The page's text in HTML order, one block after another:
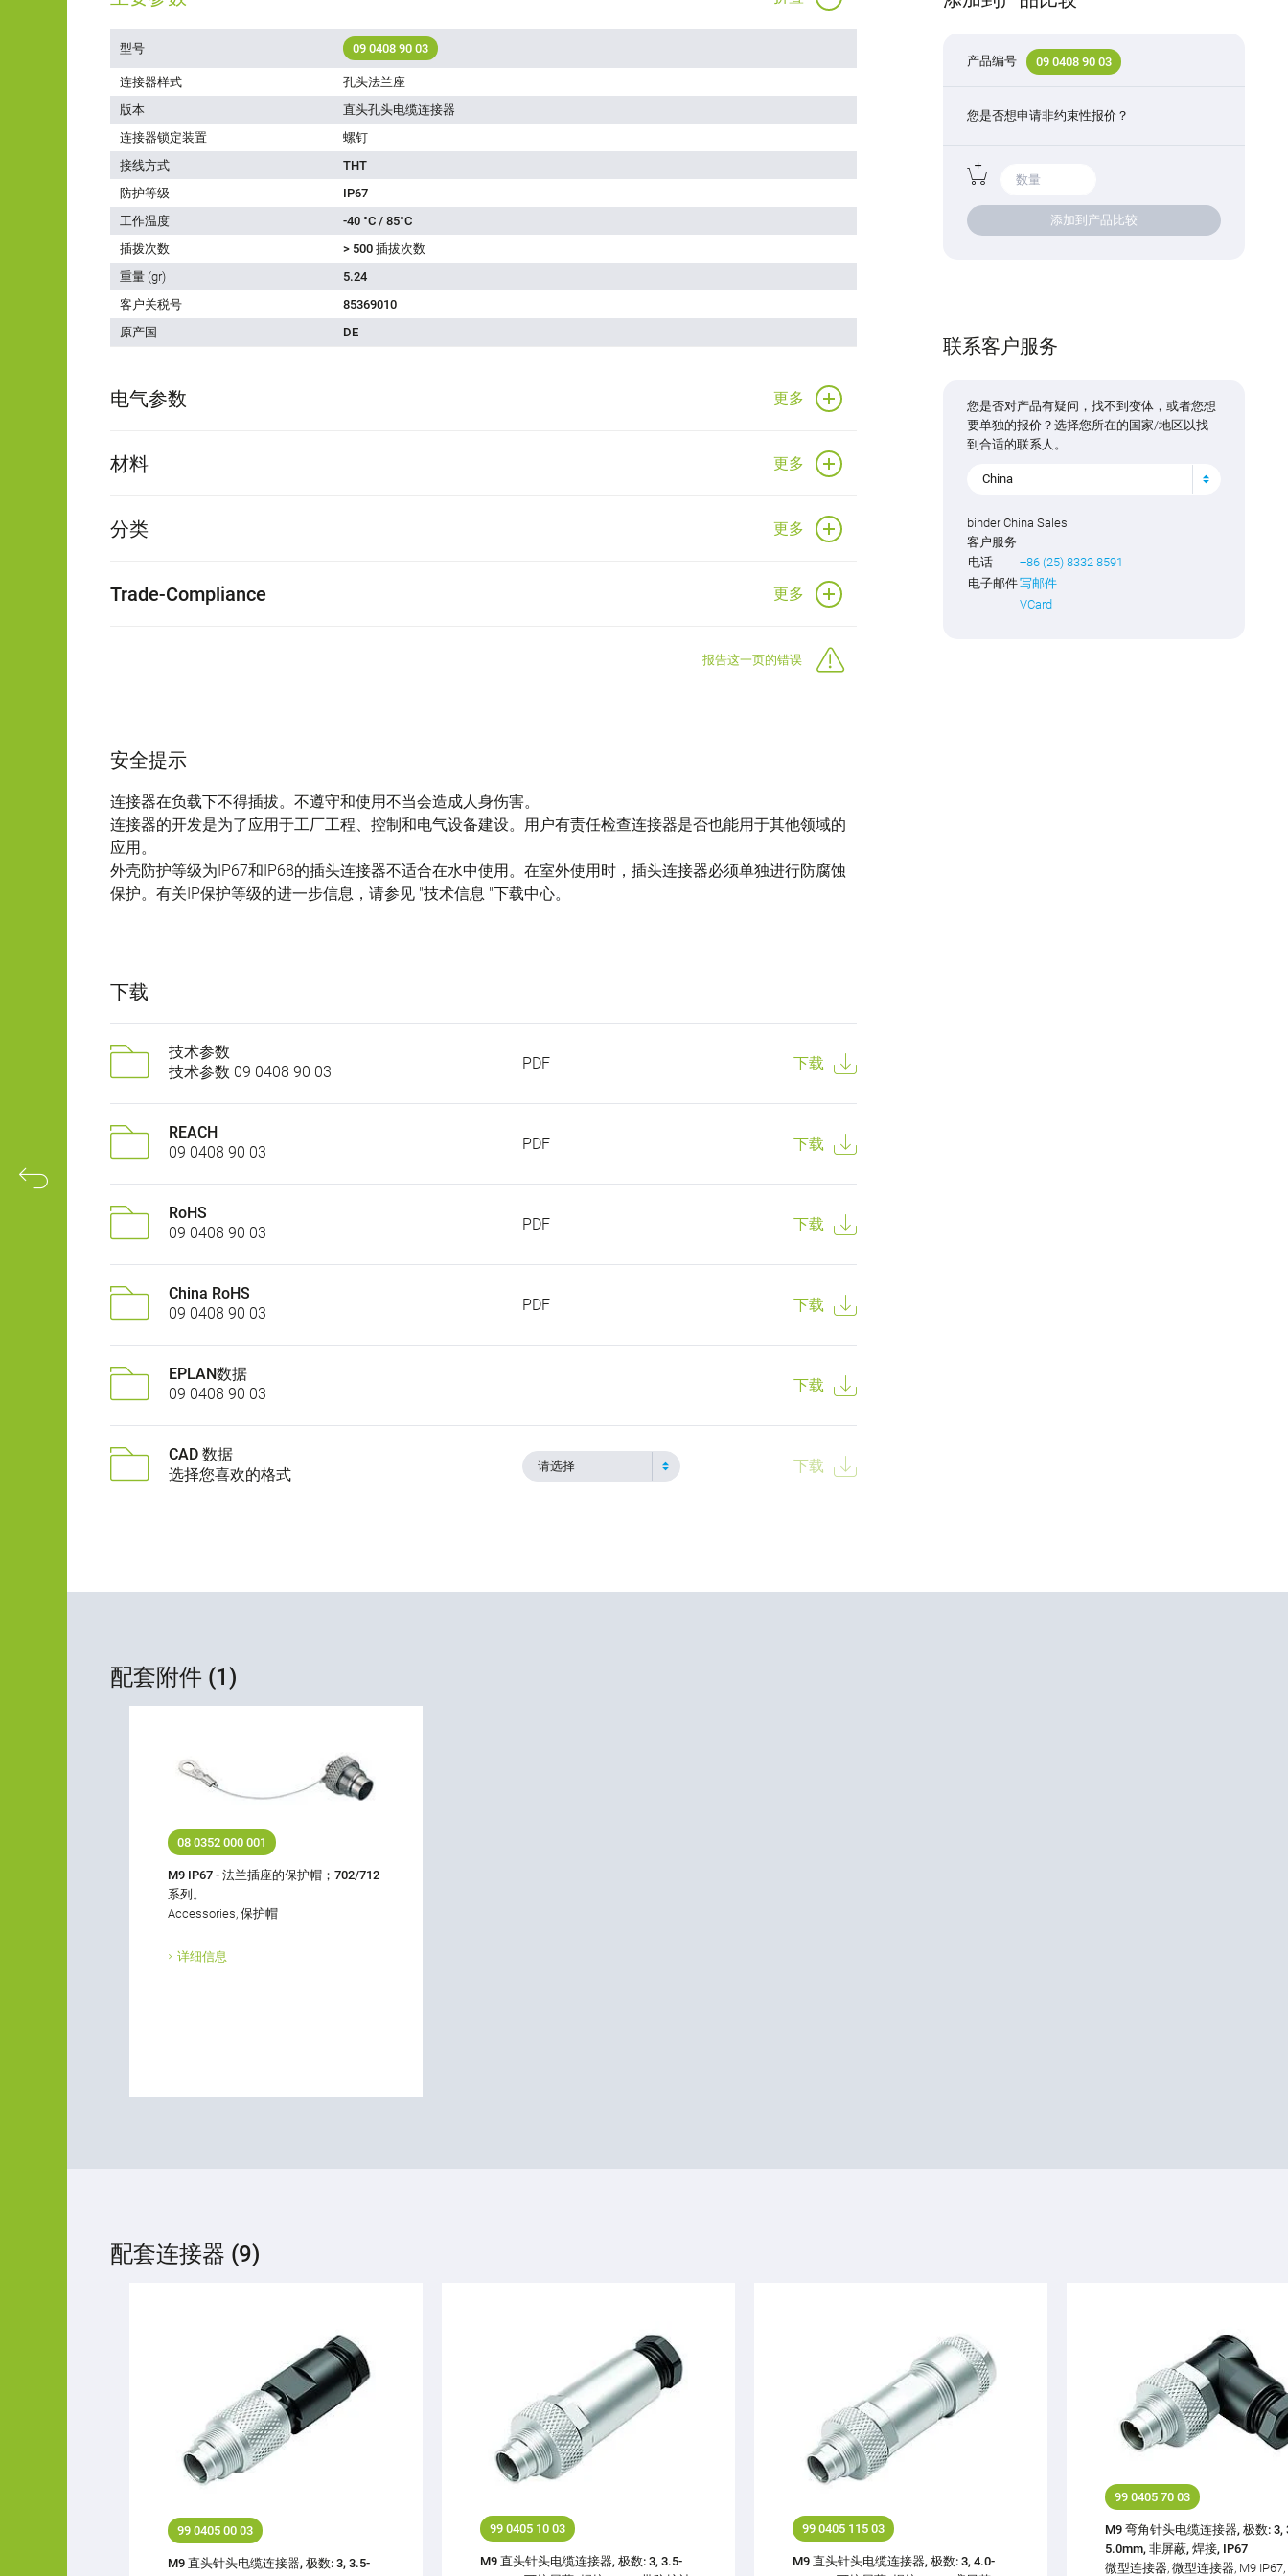
型号 09 0408 90 03
连接器样式
孔头法兰座
版本
直头孔头电缆连接器
连接器锁定装置
螺钉
接线方式
THT
防护等级
IP67
工作温度
-40 °C / 85°C
插拨次数
> 500 插拔次数
重量 (gr)
5.24
客户关税号
85369010
原产国
DE
电气参数 更多
材料 更多
分类 更多
Trade-Compliance 更多
报告这一页的错误
安全提示
连接器在负载下不得插拔。不遵守和使用不当会造成人身伤害。
连接器的开发是为了应用于工厂工程、控制和电气设备建设。用户有责任检查连接器是否也能用于其他领域的
应用。
外壳防护等级为IP67和IP68的插头连接器不适合在水中使用。在室外使用时，插头连接器必须单独进行防腐蚀
保护。有关IP保护等级的进一步信息，请参见 "技术信息 "下载中心。
下载
技术参数
技术参数 09 0408 90 03
PDF 下载
REACH
09 0408 90 03
PDF 下载
RoHS
09 0408 90 03
PDF 下载
China RoHS
09 0408 90 03
PDF 下载
EPLAN数据
09 0408 90 03
下载
CAD 数据
选择您喜欢的格式
请选择 下载
产品编号 09 0408 90 03
您是否想申请非约束性报价？
添加到产品比较
联系客户服务
您是否对产品有疑问，找不到变体，或者您想
要单独的报价？选择您所在的国家/地区以找
到合适的联系人。
China
binder China Sales
客户服务
电话
+86 (25) 8332 8591
电子邮件写邮件
VCard
配套附件 (1)
08 0352 000 001
M9 IP67 - 法兰插座的保护帽；702/712
系列。
Accessories, 保护帽
详细信息
配套连接器 (9)
99 0405 00 03
M9 直头针头电缆连接器, 极数: 3, 3.5-
99 0405 10 03
M9 直头针头电缆连接器, 极数: 3, 3.5-
99 0405 115 03
M9 直头针头电缆连接器, 极数: 3, 4.0-
99 0405 70 03
M9 弯角针头电缆连接器, 极数: 3,
5.0mm, 非屏蔽, 焊接, IP67
微型连接器, 微型连接器, M9